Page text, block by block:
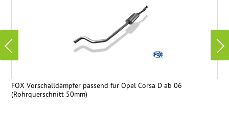
FOX Vorschalldämpfer passend für Opel Corsa D ab 06
(Rohrquerschnitt 50mm)